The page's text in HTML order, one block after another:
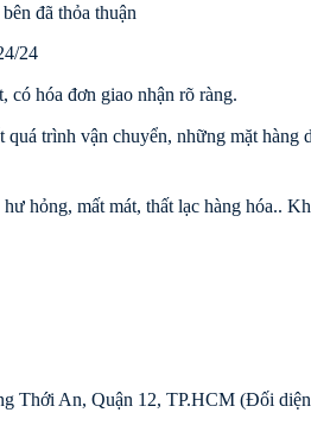
đã thỏa thuận
24
có hóa đơn giao nhận rõ ràng.
quá trình vận chuyển, những mặt
hỏng, mất mát, thất lạc hàng hóa..
Thới An, Quận 12, TP.HCM (Đối